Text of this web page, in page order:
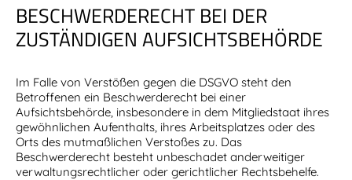
BESCHWERDERECHT BEI DER
ZUSTÄNDIGEN AUFSICHTSBEHÖRDE
Im Falle von Verstößen gegen die DSGVO steht den
Betroffenen ein Beschwerderecht bei einer
Aufsichtsbehörde, insbesondere in dem Mitgliedstaat ihres
gewöhnlichen Aufenthalts, ihres Arbeitsplatzes oder des
Orts des mutmaßlichen Verstoßes zu. Das
Beschwerderecht besteht unbeschadet anderweitiger
verwaltungsrechtlicher oder gerichtlicher Rechtsbehelfe.